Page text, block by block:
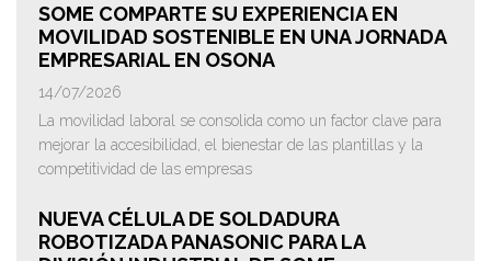
SOME COMPARTE SU EXPERIENCIA EN
MOVILIDAD SOSTENIBLE EN UNA JORNADA
EMPRESARIAL EN OSONA
14/07/2026
La movilidad laboral se consolida como un factor clave para
mejorar la accesibilidad, el bienestar de las plantillas y la
competitividad de las empresas
NUEVA CÉLULA DE SOLDADURA
ROBOTIZADA PANASONIC PARA LA